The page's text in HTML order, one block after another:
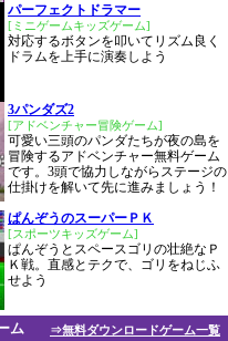
パーフェクトドラマー
[ミニゲームキッズゲーム]
対応するボタンを叩いてリズム良く
ドラムを上手に演奏しよう
3パンダズ2
[アドベンチャー冒険ゲーム]
可愛い三頭のパンダたちが夜の島を
冒険するアドベンチャー無料ゲーム
です。3頭で協力しながらステージの
仕掛けを解いて先に進みましょう！
ぱんぞうのスーパーＰＫ
[スポーツキッズゲーム]
ぱんぞうとスペースゴリの壮絶なＰ
Ｋ戦。直感とテクで、ゴリをねじふ
せよう
⇒無料ダウンロードゲーム一覧
ム